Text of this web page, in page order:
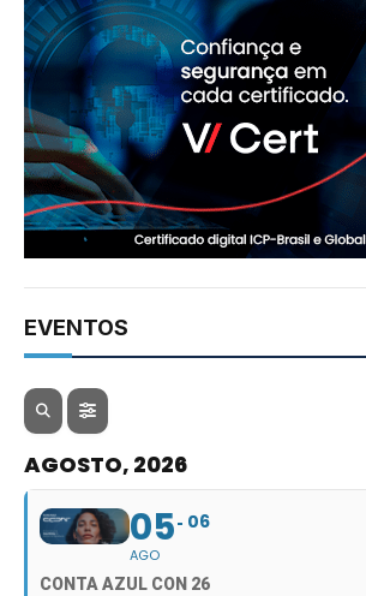
EVENTOS
AGOSTO, 2026
05
AGO
06
CONTA AZUL CON 26